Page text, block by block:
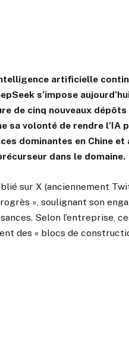
artificielle
s’impose
de cinq nouveaux
sa volonté de rendre l’IA
dominantes en Chine
dans le domaine.
sur X (anciennement
», soulignant son
Selon l’entreprise,
des « blocs de